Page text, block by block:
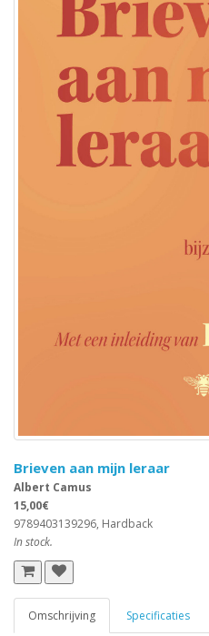
Brieven aan mijn leraar
Albert Camus
15,00€
9789403139296, Hardback
In stock.
Omschrijving Specificaties